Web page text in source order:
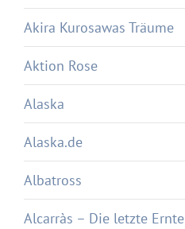
Akira Kurosawas Träume
Aktion Rose
Alaska
Alaska.de
Albatross
Alcarràs – Die letzte Ernte